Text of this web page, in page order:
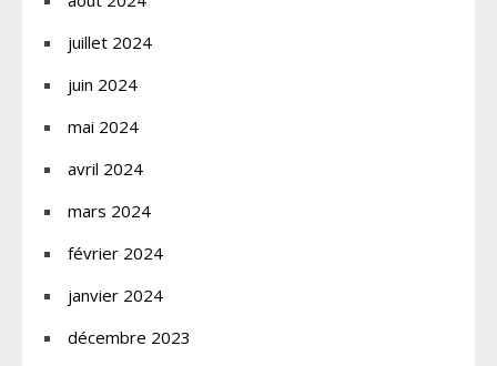
juillet 2024
juin 2024
mai 2024
avril 2024
mars 2024
février 2024
janvier 2024
décembre 2023